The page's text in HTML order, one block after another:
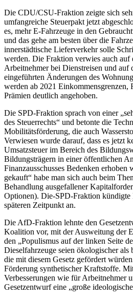
Die CDU/CSU-Fraktion zeigte sich
umfangreiche Steuerpakt jetzt
es, mehr E-Fahrzeuge in den
und das gehe am besten über die
innerstädtische Lieferverkehr solle
werden. Die Fraktion verwies auch auf
Arbeitnehmer bei Dienstreisen und auf
eingeführten Änderungen des
werden ab 2021 Einkommensgrenzen,
Prämien deutlich angehoben.
Die SPD-Fraktion sprach von einer
des Steuerrechts“ und betonte die
Mobilitätsförderung, die auch
Verwiesen wurde darauf, dass es jetzt
Umsatzsteuer im Bereich des
Bildungsträgern in einer öffentlichen
Finanzausschusses Bedenken erhoben
gekauft“ habe man sich auch beim
Behandlung ausgefallener
Optionen). Die-SPD-Fraktion kündigte
späteren Zeitpunkt an.
Die AfD-Fraktion lehnte den
Koalition vor, mit der Ausweitung der
den „Populismus auf der linken Seite
Dieselfahrzeuge seien ökologischer
die mit diesem Gesetz gefördert
Förderung synthetischer Kraftstoffe.
Verbesserungen wie für Arbeitnehmer
Gesetzentwurf eine „große